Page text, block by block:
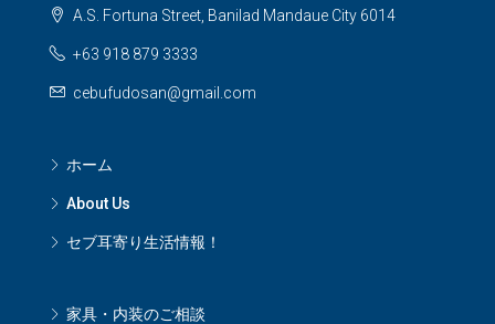
A.S. Fortuna Street, Banilad Mandaue City 6014
+63 918 879 3333
cebufudosan@gmail.com
ホーム
About Us
セブ耳寄り生活情報！
家具・内装のご相談